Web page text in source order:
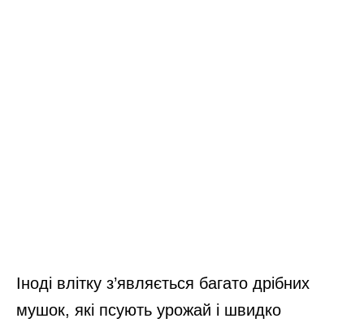
Іноді влітку з’являється багато дрібних
мушок, які псують урожай і швидко